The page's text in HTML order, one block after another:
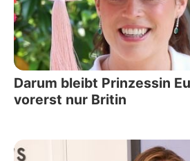
Darum bleibt Prinzessin
vorerst nur Britin